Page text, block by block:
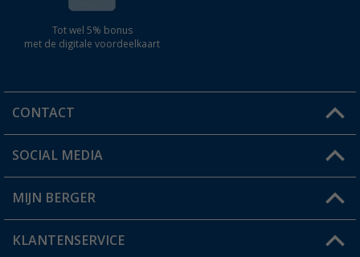
Tot wel 5% bonus
met de digitale voordeelkaart
CONTACT
Een vraag?
Winkel vinden
SOCIAL MEDIA
MIJN BERGER
Mijn account
KLANTENSERVICE